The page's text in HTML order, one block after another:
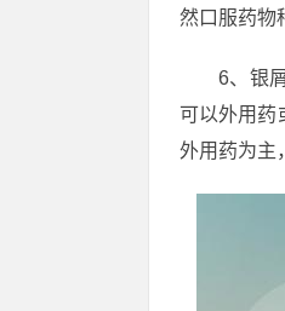
然口服药物
6、银
可以外用药
外用药为主